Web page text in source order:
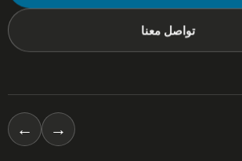
تواصل معنا
→
←